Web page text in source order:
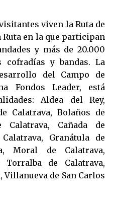
viven la Ruta de
Ruta en la que participan
y más de 20.000
cofradías y bandas. La
del Campo de
Fondos Leader, está
Aldea del Rey,
Calatrava, Bolaños de
Calatrava, Cañada de
Granátula de
Moral de Calatrava,
Torralba de Calatrava,
Villanueva de San Carlos